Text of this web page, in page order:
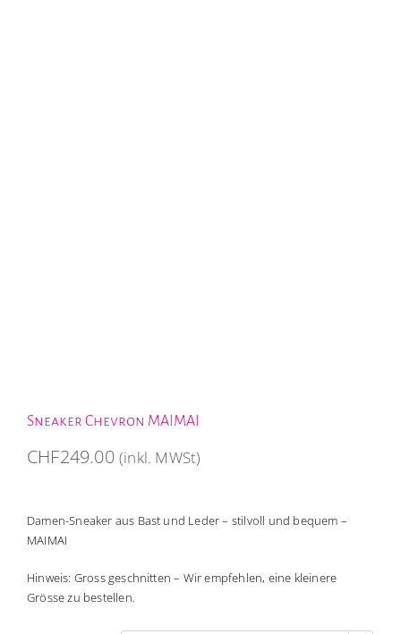
Sneaker Chevron MAIMAI
CHF249.00 (inkl. MWSt)
Damen-Sneaker aus Bast und Leder – stilvoll und bequem –
MAIMAI
Hinweis: Gross geschnitten – Wir empfehlen, eine kleinere
Grösse zu bestellen.